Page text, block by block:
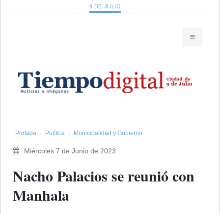
9 DE JULIO
Portada Política Municipalidad y Gobierno
Miércoles 7 de Junio de 2023
Nacho Palacios se reunió con
Manhala